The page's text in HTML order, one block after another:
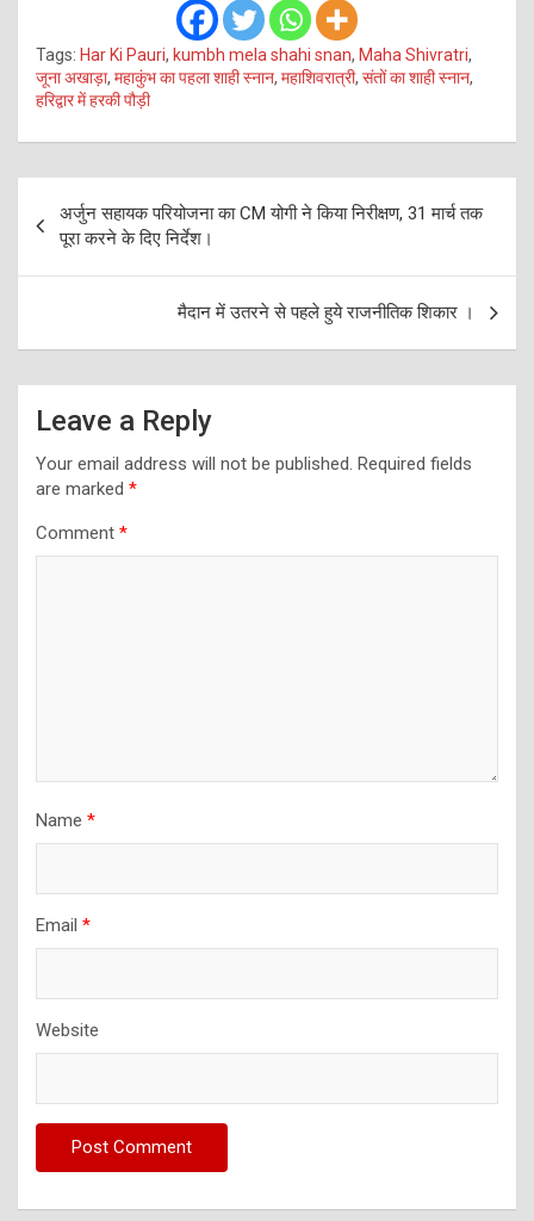
Tags: Har Ki Pauri, kumbh mela shahi snan, Maha Shivratri,
जूना अखाड़ा, महाकुंभ का पहला शाही स्नान, महाशिवरात्री, संतों का शाही स्नान,
हरिद्वार में हरकी पौड़ी
navigation
अर्जुन सहायक परियोजना का CM योगी ने किया निरीक्षण, 31 मार्च तक
पूरा करने के दिए निर्देश।
मैदान में उतरने से पहले हुये राजनीतिक शिकार ।
Leave a Reply
Your email address will not be published. Required fields
are marked *
Comment *
Name *
Email *
Website